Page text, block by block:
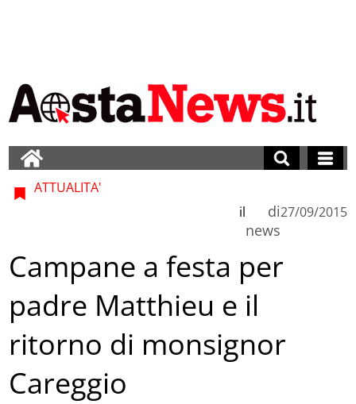
ATTUALITA'
di
news
il 27/09/2015
Campane a festa per
padre Matthieu e il
ritorno di monsignor
Careggio